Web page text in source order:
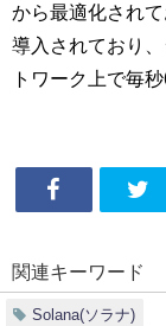
から最適化され
導入されており
トワーク上で毎
関連キーワード
Solana(ソラナ)